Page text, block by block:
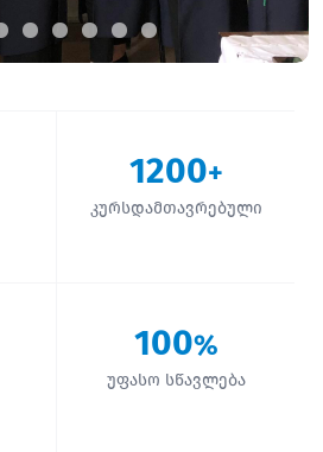
1200+
კურსდამთავრებული
100%
უფასო სწავლება